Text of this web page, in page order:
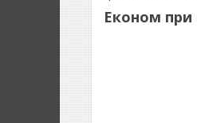
Економ при